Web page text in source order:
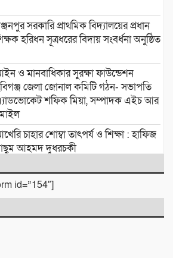
সরকারি প্রাথমিক বিদ্যালয়ের প্রধান
হরিধন সূত্রধরের বিদায় সংবর্ধনা অনুষ্ঠিত
ও মানবাধিকার সুরক্ষা ফাউন্ডেশন
জেলা জোনাল কমিটি গঠন- সভাপতি
শফিক মিয়া, সম্পাদক এইচ আর
চাহার শোম্বা তাৎপর্য ও শিক্ষা : হাফিজ
আহমদ দুধরচকী
স্কুলে মীমের সাফল্য
id=”154″]